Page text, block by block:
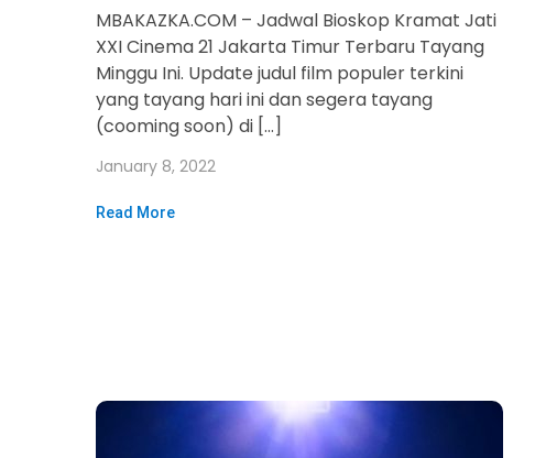
MBAKAZKA.COM – Jadwal Bioskop Kramat Jati
XXI Cinema 21 Jakarta Timur Terbaru Tayang
Minggu Ini. Update judul film populer terkini
yang tayang hari ini dan segera tayang
(cooming soon) di […]
January 8, 2022
Read More